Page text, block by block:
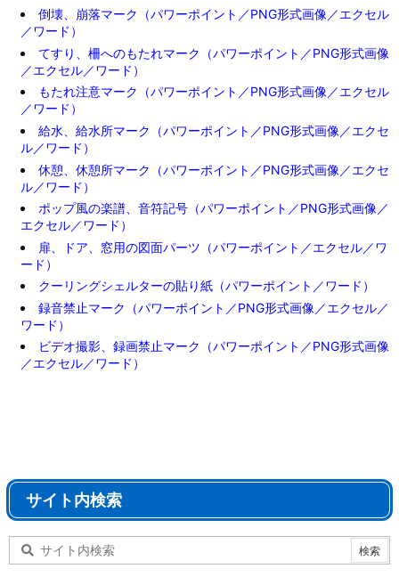
倒壊、崩落マーク（パワーポイント／PNG形式画像／エクセル
／ワード）
てすり、柵へのもたれマーク（パワーポイント／PNG形式画像
／エクセル／ワード）
もたれ注意マーク（パワーポイント／PNG形式画像／エクセル
／ワード）
給水、給水所マーク（パワーポイント／PNG形式画像／エクセ
ル／ワード）
休憩、休憩所マーク（パワーポイント／PNG形式画像／エクセ
ル／ワード）
ポップ風の楽譜、音符記号（パワーポイント／PNG形式画像／
エクセル／ワード）
扉、ドア、窓用の図面パーツ（パワーポイント／エクセル／ワ
ード）
クーリングシェルターの貼り紙（パワーポイント／ワード）
録音禁止マーク（パワーポイント／PNG形式画像／エクセル／
ワード）
ビデオ撮影、録画禁止マーク（パワーポイント／PNG形式画像
／エクセル／ワード）
サイト内検索